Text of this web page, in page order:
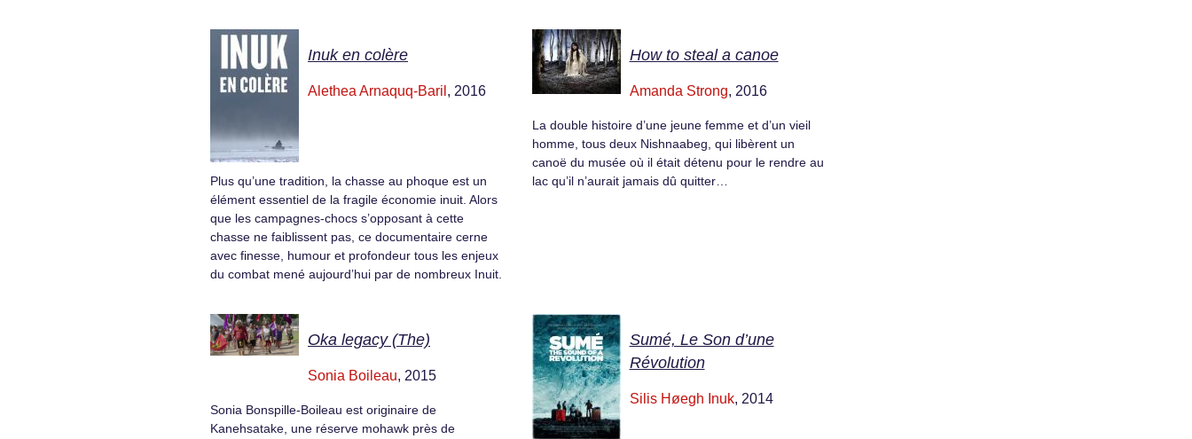
Inuk en colère
Alethea Arnaquq-Baril , 2016
Plus qu’une tradition, la chasse au phoque est un
élément essentiel de la fragile économie inuit. Alors
que les campagnes-chocs s’opposant à cette
chasse ne faiblissent pas, ce documentaire cerne
avec finesse, humour et profondeur tous les enjeux
du combat mené aujourd’hui par de nombreux Inuit.
How to steal a canoe
Amanda Strong, 2016
La double histoire d’une jeune femme et d’un vieil
homme, tous deux Nishnaabeg, qui libèrent un
canoë du musée où il était détenu pour le rendre au
lac qu’il n’aurait jamais dû quitter…
Oka legacy (The)
Sonia Boileau, 2015
Sonia Bonspille-Boileau est originaire de
Kanehsatake, une réserve mohawk près de
Sumé, Le Son d’une
Révolution
Silis Høegh Inuk, 2014